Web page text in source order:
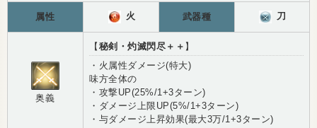
属性 火 武器種 刀
奥義
【 秘剣・灼滅閃尽＋＋ 】
・火属性ダメージ(特大)
味方全体の
・攻撃UP(25%/1+3ターン)
・ダメージ上限UP(5%/1+3ターン)
・与ダメージ上昇効果(最大3万/1+3ターン)